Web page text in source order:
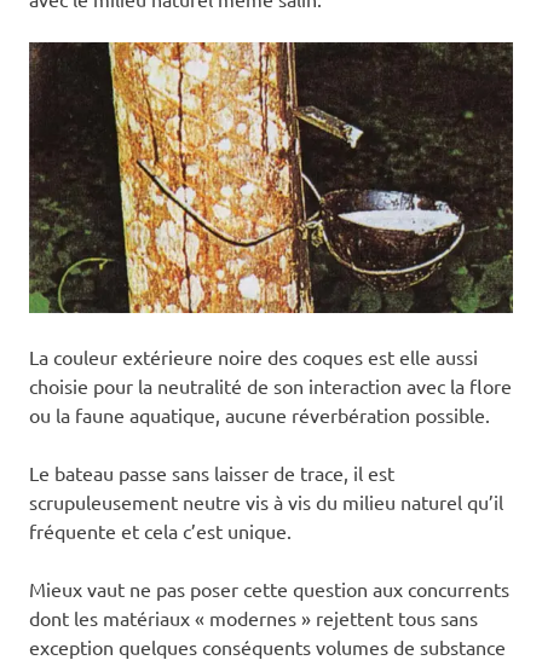
La couleur extérieure noire des coques est elle aussi
choisie pour la neutralité de son interaction avec la flore
ou la faune aquatique, aucune réverbération possible.
Le bateau passe sans laisser de trace, il est
scrupuleusement neutre vis à vis du milieu naturel qu’il
fréquente et cela c’est unique.
Mieux vaut ne pas poser cette question aux concurrents
dont les matériaux « modernes » rejettent tous sans
exception quelques conséquents volumes de substance